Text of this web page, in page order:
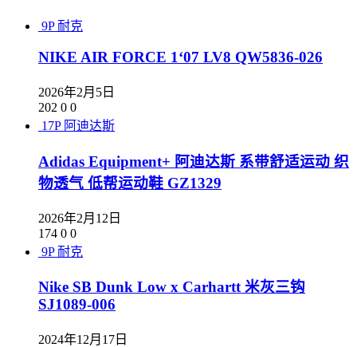
9P 耐克
NIKE AIR FORCE 1‘07 LV8 QW5836-026
2026年2月5日
202 0 0
17P 阿迪达斯
Adidas Equipment+ 阿迪达斯 系带舒适运动 织
物透气 低帮运动鞋 GZ1329
2026年2月12日
174 0 0
9P 耐克
Nike SB Dunk Low x Carhartt 米灰三钩
SJ1089-006
2024年12月17日